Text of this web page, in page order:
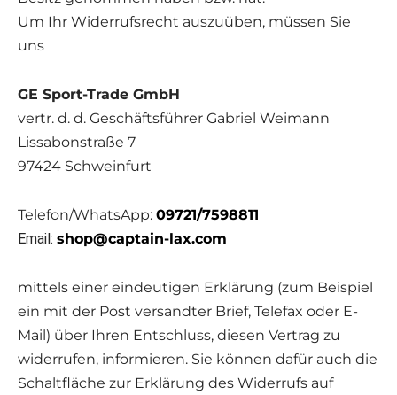
Um Ihr Widerrufsrecht auszuüben, müssen Sie
uns
GE Sport-Trade GmbH
vertr. d. d. Geschäftsführer Gabriel Weimann
Lissabonstraße 7
97424 Schweinfurt
Telefon/WhatsApp: 09721/7598811
Email: shop@captain-lax.com
mittels einer eindeutigen Erklärung (zum Beispiel
ein mit der Post versandter Brief, Telefax oder E-
Mail) über Ihren Entschluss, diesen Vertrag zu
widerrufen, informieren. Sie können dafür auch die
Schaltfläche zur Erklärung des Widerrufs auf